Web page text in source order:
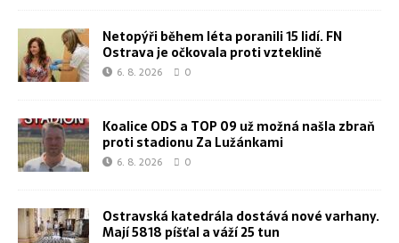
Netopýři během léta poranili 15 lidí. FN
Ostrava je očkovala proti vzteklině
6. 8. 2026 0
Koalice ODS a TOP 09 už možná našla zbraň
proti stadionu Za Lužánkami
6. 8. 2026 0
Ostravská katedrála dostává nové varhany.
Mají 5818 píšťal a váží 25 tun